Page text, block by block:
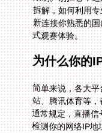
式观赛体验。
为什么你的
简单来说，各大
站、腾讯体育等，
通常规定，直播信
检测你的网络IP地
属地是澳大利亚、
触发限制。这无关
的门槛。所以，解